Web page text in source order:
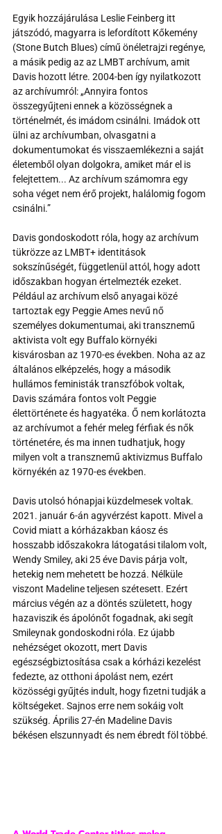
Egyik hozzájárulása Leslie Feinberg itt
játszódó, magyarra is lefordított Kőkemény
(Stone Butch Blues) című önéletrajzi regénye,
a másik pedig az az LMBT archívum, amit
Davis hozott létre. 2004-ben így nyilatkozott
az archívumról: „Annyira fontos
összegyűjteni ennek a közösségnek a
történelmét, és imádom csinálni. Imádok ott
ülni az archívumban, olvasgatni a
dokumentumokat és visszaemlékezni a saját
életemből olyan dolgokra, amiket már el is
felejtettem... Az archívum számomra egy
soha véget nem érő projekt, halálomig fogom
csinálni.”
Davis gondoskodott róla, hogy az archívum
tükrözze az LMBT+ identitások
sokszínűségét, függetlenül attól, hogy adott
időszakban hogyan értelmezték ezeket.
Például az archívum első anyagai közé
tartoztak egy Peggie Ames nevű nő
személyes dokumentumai, aki transznemű
aktivista volt egy Buffalo környéki
kisvárosban az 1970-es években. Noha az az
általános elképzelés, hogy a második
hullámos feministák transzfóbok voltak,
Davis számára fontos volt Peggie
élettörténete és hagyatéka. Ő nem korlátozta
az archívumot a fehér meleg férfiak és nők
történetére, és ma innen tudhatjuk, hogy
milyen volt a transznemű aktivizmus Buffalo
környékén az 1970-es években.
Davis utolsó hónapjai küzdelmesek voltak.
2021. január 6-án agyvérzést kapott. Mivel a
Covid miatt a kórházakban káosz és
hosszabb időszakokra látogatási tilalom volt,
Wendy Smiley, aki 25 éve Davis párja volt,
hetekig nem mehetett be hozzá. Nélküle
viszont Madeline teljesen szétesett. Ezért
március végén az a döntés született, hogy
hazaviszik és ápolónőt fogadnak, aki segít
Smileynak gondoskodni róla. Ez újabb
nehézséget okozott, mert Davis
egészségbiztosítása csak a kórházi kezelést
fedezte, az otthoni ápolást nem, ezért
közösségi gyűjtés indult, hogy fizetni tudják a
költségeket. Sajnos erre nem sokáig volt
szükség. Április 27-én Madeline Davis
békésen elszunnyadt és nem ébredt föl többé.